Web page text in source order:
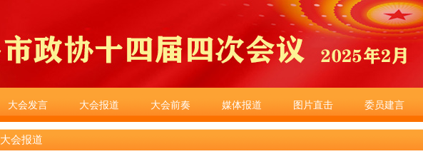
大会发言 大会报道 大会前奏 媒体报道 图片直击 委员建言
大会报道